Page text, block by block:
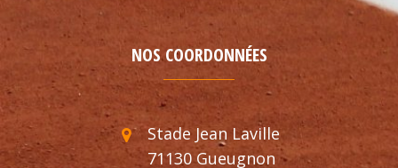
NOS COORDONNÉES
Stade Jean Laville
71130 Gueugnon